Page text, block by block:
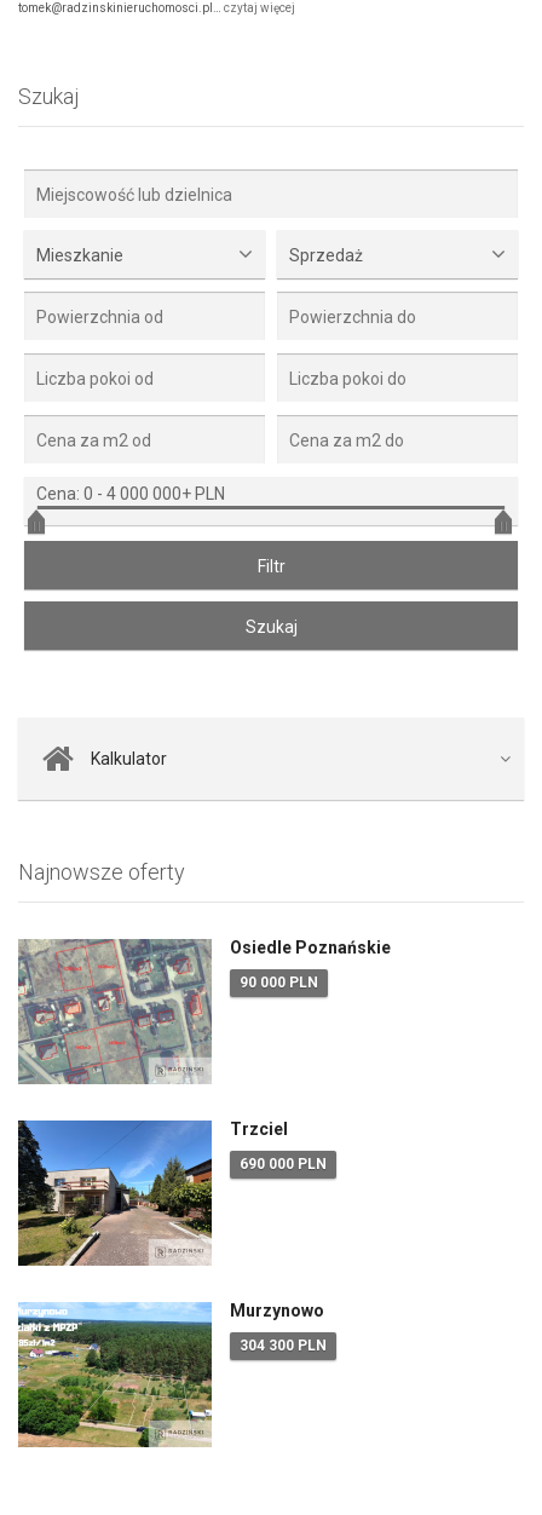
tomek@radzinskinieruchomosci.pl… czytaj więcej
Szukaj
Mieszkanie Sprzedaż
Cena: 0 - 4 000 000+ PLN
Kalkulator
Najnowsze oferty
Osiedle Poznańskie
90 000 PLN
Trzciel
690 000 PLN
Murzynowo
304 300 PLN